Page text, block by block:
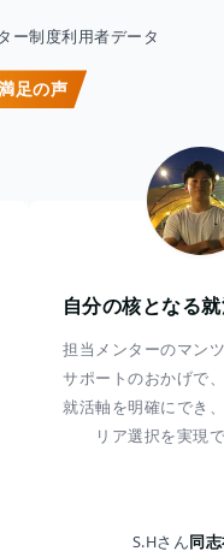
ー制度利用者データ
足の声
自分の核となる
担当メンターのマン
サポートのおかげで
就活軸を明確にでき
リア選択を実現
S.Hさん同